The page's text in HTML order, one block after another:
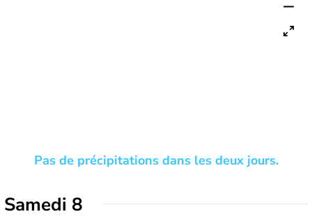
Pas de précipitations dans les deux jours.
Samedi 8